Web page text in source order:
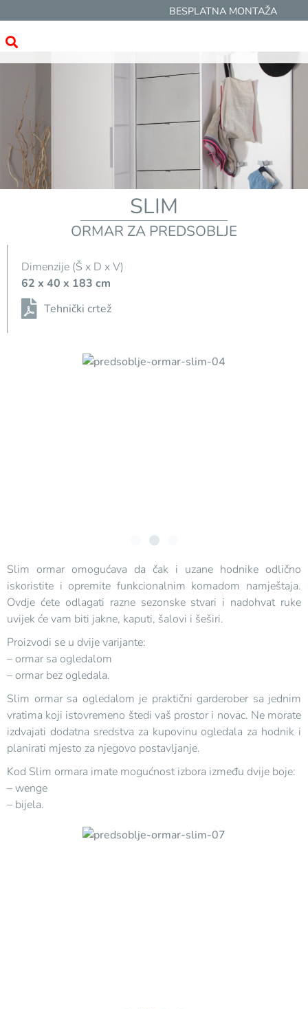
BESPLATNA MONTAŽA
SLIM
ORMAR ZA PREDSOBLJE
Dimenzije (Š x D x V)
62 x 40 x 183 cm
Tehnički crtež
Slim ormar omogućava da čak i uzane hodnike odlično
iskoristite i opremite funkcionalnim komadom namještaja.
Ovdje ćete odlagati razne sezonske stvari i nadohvat ruke
uvijek će vam biti jakne, kaputi, šalovi i šeširi.
Proizvodi se u dvije varijante:
– ormar sa ogledalom
– ormar bez ogledala.
Slim ormar sa ogledalom je praktični garderober sa jednim
vratima koji istovremeno štedi vaš prostor i novac. Ne morate
izdvajati dodatna sredstva za kupovinu ogledala za hodnik i
planirati mjesto za njegovo postavljanje.
Kod Slim ormara imate mogućnost izbora između dvije boje:
– wenge
– bijela.